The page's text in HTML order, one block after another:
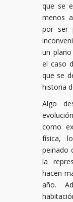
que se
menos
por ser
un
el caso
que se
historia
Algo
como
física,
peinado
la
hacen
año.